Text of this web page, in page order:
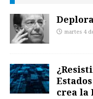
martes 4
crea la